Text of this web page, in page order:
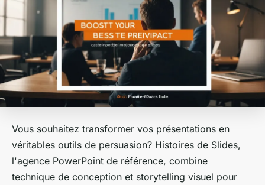
Vous souhaitez transformer vos présentations en
véritables outils de persuasion? Histoires de Slides,
l'agence PowerPoint de référence, combine
technique de conception et storytelling visuel pour